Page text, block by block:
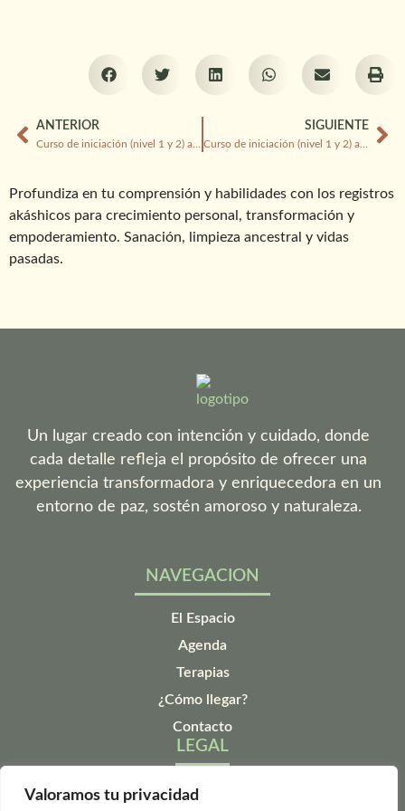
Valoramos tu privacidad
ANTERIOR SIGUIENTE
Profundiza en tu comprensión y habilidades con los registros
akáshicos para crecimiento personal, transformación y
empoderamiento. Sanación, limpieza ancestral y vidas
pasadas.
Un lugar creado con intención y cuidado, donde
cada detalle refleja el propósito de ofrecer una
experiencia transformadora y enriquecedora en un
entorno de paz, sostén amoroso y naturaleza.
NAVEGACION
El Espacio
Agenda
Terapias
¿Cómo llegar?
Contacto
LEGAL
Aviso legal